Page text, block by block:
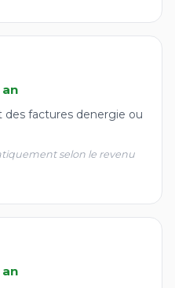
des factures denergie ou
selon le revenu